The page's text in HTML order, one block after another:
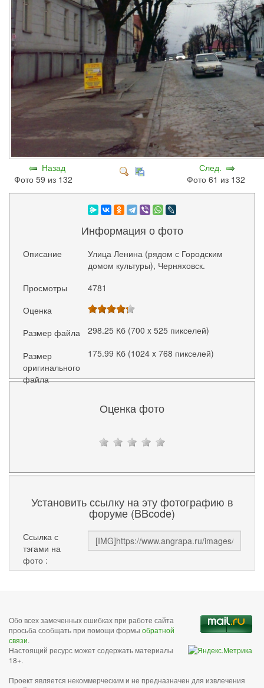
Назад
Фото 59 из 132
След.
Фото 61 из 132
Информация о фото
Описание
Улица Ленина (рядом с Городским
домом культуры), Черняховск.
Просмотры
4781
Оценка
Размер файла
298.25 Кб (700 x 525 пикселей)
Размер
оригинального
файла
175.99 Кб (1024 x 768 пикселей)
Оценка фото
Установить ссылку на эту фотографию в
форуме (BBcode)
Ссылка с
тэгами на
фото :
Обо всех замеченных ошибках при работе сайта
просьба сообщать при помощи формы обратной
связи.
Настоящий ресурс может содержать материалы
18+.
Проект является некоммерческим и не предназначен для извлечения